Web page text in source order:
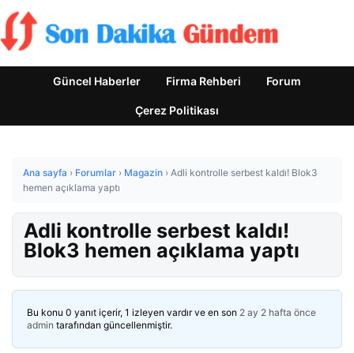
Güncel Haberler Firma Rehberi Forum
Çerez Politikası
Ana sayfa › Forumlar › Magazin › Adli kontrolle serbest kaldı! Blok3
hemen açıklama yaptı
Adli kontrolle serbest kaldı!
Blok3 hemen açıklama yaptı
Bu konu 0 yanıt içerir, 1 izleyen vardır ve en son 2 ay 2 hafta önce
admin tarafından güncellenmiştir.